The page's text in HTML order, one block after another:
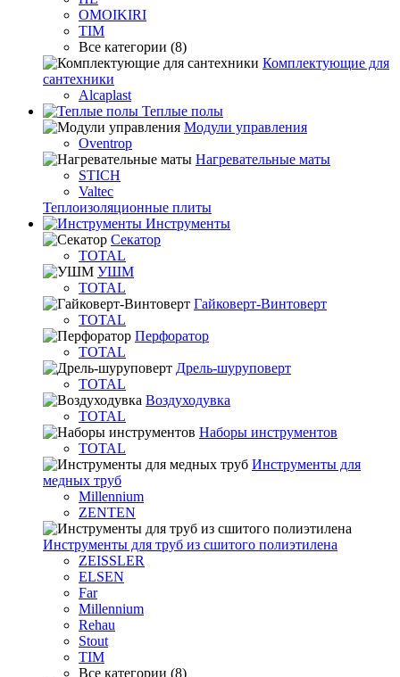
OMOIKIRI
TIM
Все категории (8)
Комплектующие для
сантехники
Alcaplast
Теплые полы
Модули управления
Oventrop
Нагревательные маты
STICH
Valtec
Теплоизоляционные плиты
Инструменты
Секатор
TOTAL
УШМ
TOTAL
Гайковерт-Винтоверт
TOTAL
Перфоратор
TOTAL
Дрель-шуруповерт
TOTAL
Воздуходувка
TOTAL
Наборы инструментов
TOTAL
Инструменты для
медных труб
Millennium
ZENTEN
Инструменты для труб из сшитого полиэтилена
ZEISSLER
ELSEN
Far
Millennium
Rehau
Stout
TIM
Все категории (8)